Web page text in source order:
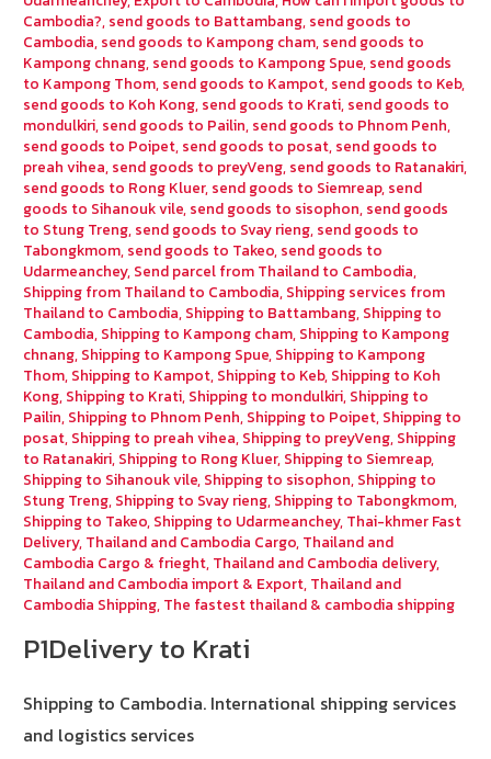
Cambodia?, send goods to Battambang, send goods to
Cambodia, send goods to Kampong cham, send goods to
Kampong chnang, send goods to Kampong Spue, send goods
to Kampong Thom, send goods to Kampot, send goods to Keb,
send goods to Koh Kong, send goods to Krati, send goods to
mondulkiri, send goods to Pailin, send goods to Phnom Penh,
send goods to Poipet, send goods to posat, send goods to
preah vihea, send goods to preyVeng, send goods to Ratanakiri,
send goods to Rong Kluer, send goods to Siemreap, send
goods to Sihanouk vile, send goods to sisophon, send goods
to Stung Treng, send goods to Svay rieng, send goods to
Tabongkmom, send goods to Takeo, send goods to
Udarmeanchey, Send parcel from Thailand to Cambodia,
Shipping from Thailand to Cambodia, Shipping services from
Thailand to Cambodia, Shipping to Battambang, Shipping to
Cambodia, Shipping to Kampong cham, Shipping to Kampong
chnang, Shipping to Kampong Spue, Shipping to Kampong
Thom, Shipping to Kampot, Shipping to Keb, Shipping to Koh
Kong, Shipping to Krati, Shipping to mondulkiri, Shipping to
Pailin, Shipping to Phnom Penh, Shipping to Poipet, Shipping to
posat, Shipping to preah vihea, Shipping to preyVeng, Shipping
to Ratanakiri, Shipping to Rong Kluer, Shipping to Siemreap,
Shipping to Sihanouk vile, Shipping to sisophon, Shipping to
Stung Treng, Shipping to Svay rieng, Shipping to Tabongkmom,
Shipping to Takeo, Shipping to Udarmeanchey, Thai-khmer Fast
Delivery, Thailand and Cambodia Cargo, Thailand and
Cambodia Cargo & frieght, Thailand and Cambodia delivery,
Thailand and Cambodia import & Export, Thailand and
Cambodia Shipping, The fastest thailand & cambodia shipping
P1Delivery to Krati
Shipping to Cambodia. International shipping services
and logistics services